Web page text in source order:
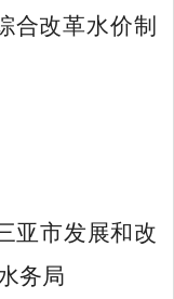
合改革水价制
亚市发展和改
务局